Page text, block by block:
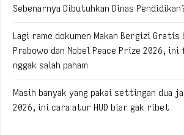
Sebenarnya Dibutuhkan Dinas
Lagi rame dokumen Makan Bergizi Gratis
Prabowo dan Nobel Peace Prize 2026,
nggak salah paham
Masih banyak yang pakai settingan dua
2026, ini cara atur HUD biar gak ribet